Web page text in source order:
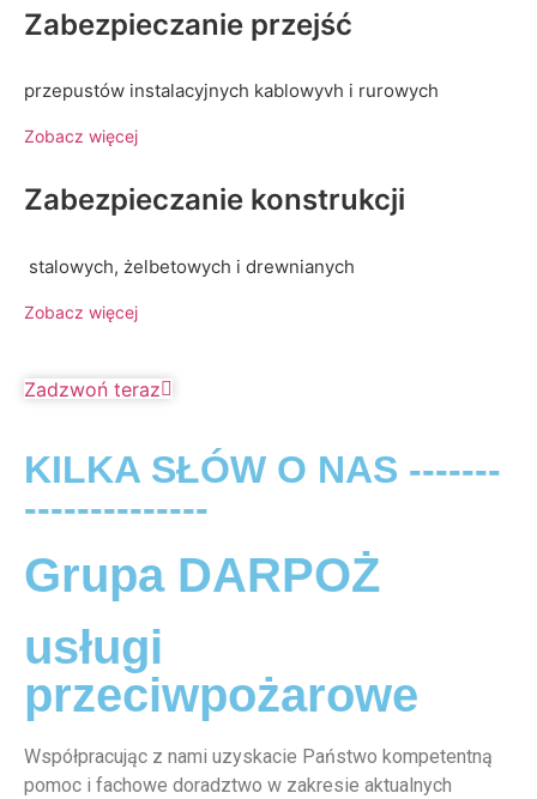
Zabezpieczanie przejść
przepustów instalacyjnych kablowyvh i rurowych
Zobacz więcej
Zabezpieczanie konstrukcji
stalowych, żelbetowych i drewnianych
Zobacz więcej
Zadzwoń teraz
KILKA SŁÓW O NAS -------
--------------
Grupa DARPOŻ
usługi
przeciwpożarowe
Współpracując z nami uzyskacie Państwo kompetentną
pomoc i fachowe doradztwo w zakresie aktualnych